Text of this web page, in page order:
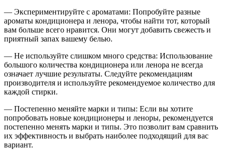
— Экспериментируйте с ароматами: Попробуйте разные
ароматы кондиционера и ленора, чтобы найти тот, который
вам больше всего нравится. Они могут добавить свежесть и
приятный запах вашему белью.
— Не используйте слишком много средства: Использование
большого количества кондиционера или ленора не всегда
означает лучшие результаты. Следуйте рекомендациям
производителя и используйте рекомендуемое количество для
каждой стирки.
— Постепенно меняйте марки и типы: Если вы хотите
попробовать новые кондиционеры и леноры, рекомендуется
постепенно менять марки и типы. Это позволит вам сравнить
их эффективность и выбрать наиболее подходящий для вас
вариант.